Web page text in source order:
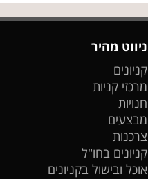
ניווט מהיר
קניונים
מרכזי קניות
חנויות
מבצעים
צרכנות
קניונים בחו"ל
אוכל ובישול בקניונים